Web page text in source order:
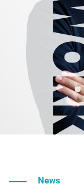
News